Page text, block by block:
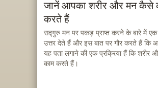
जानें आपका शरीर और मन कैसे
करते हैं
सद्गुरु मन पर पकड़ प्राप्त करने के बारे में
उत्तर देते हैं और इस बात पर गौर करते हैं
यह पता लगाने की एक प्रक्रिया हैं कि शरीर
काम करते हैं।